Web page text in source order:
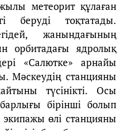
метеорит құлаған
беруді тоқтатады.
жанындағының
орбитадағы ядролық
«Салютке» арнайы
Мәскеудің станцияны
түсінікті. Осы
бірінші болып
өлі станцияны